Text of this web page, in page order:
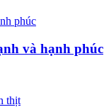
và hạnh phúc